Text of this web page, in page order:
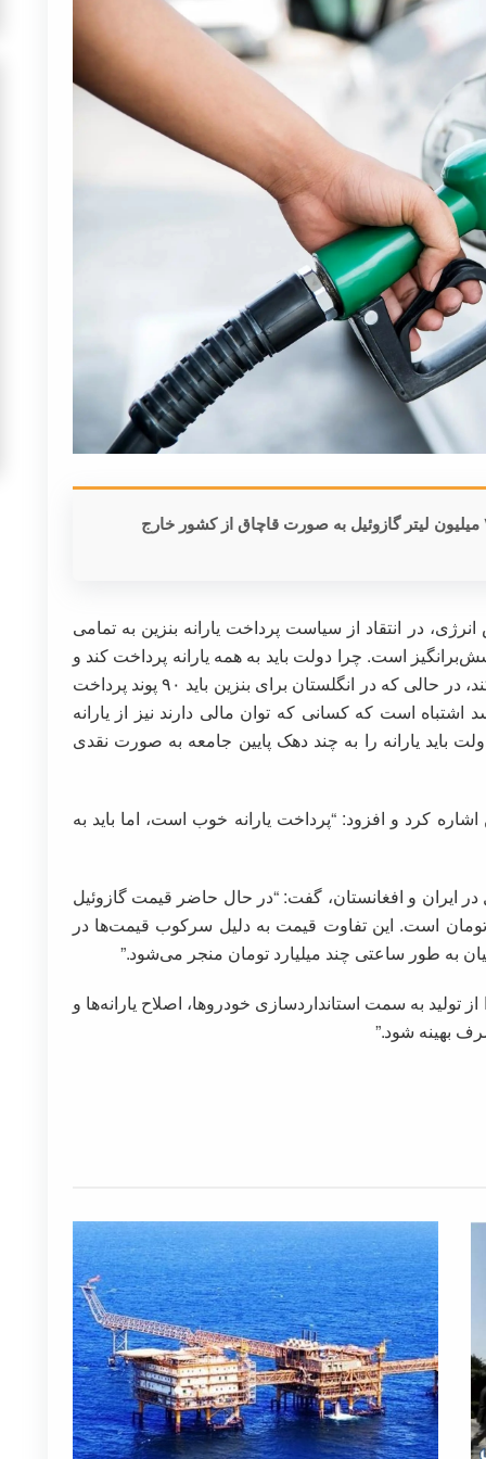
یک کارشناس انرژی اعلام کرد: روزانه بین ۳۰ تا ۴۰ میلیون لیتر گازوئیل به صورت قاچاق از کشور خارج
در انتقاد از سیاست پرداخت یارانه بنزین به تمامی
است. چرا دولت باید به همه یارانه پرداخت کند و
چرا هر فردی ۹۰ هزار تومان یارانه بنزین دریافت کند، در حالی که در انگلستان برای بنزین باید ۹۰ پوند پرداخت
نظر می‌رسد اشتباه است که کسانی که توان مالی دارند نیز از یارانه
یارانه را به چند دهک پایین جامعه به صورت نقدی
۴۰ میلیون لیتر بنزین اشاره کرد و افزود: “پرداخت یارانه خوب است، اما باید به
ایران و افغانستان، گفت: “در حال حاضر قیمت گازوئیل
افغانستان ۵۱ هزار تومان و در ایران تنها ۳۰۰ تومان است. این تفاوت قیمت به دلیل سرکوب قیمت‌ها در
به طور ساعتی چند میلیارد تومان منجر می‌شود.”
تولید به سمت استانداردسازی خودروها، اصلاح یارانه‌ها و
بهینه شود.”